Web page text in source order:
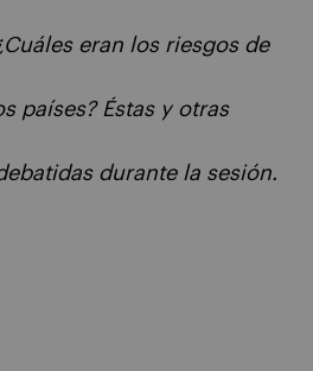
eran los riesgos de
países? Éstas y otras
durante la sesión.